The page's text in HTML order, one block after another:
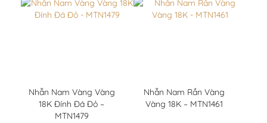
Nhẫn Nam Vàng Vàng
18K Đính Đá Đỏ –
MTN1479
Nhẫn Nam Rắn Vàng
Vàng 18K – MTN1461